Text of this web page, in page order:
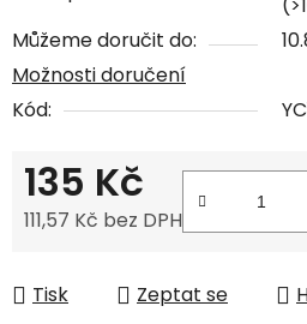
Můžeme doručit do:
Možnosti doručení
Kód:
135 Kč
111,57 Kč bez DPH
Tisk Zeptat se